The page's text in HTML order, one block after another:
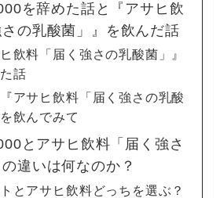
を辞めた話と『アサヒ飲
の乳酸菌」』を飲んだ話
ヒ飲料「届く強さの乳酸菌」』
話
アサヒ飲料「届く強さの乳酸
飲んでみて
とアサヒ飲料「届く強さ
違いは何なのか？
とアサヒ飲料どっちを選ぶ？